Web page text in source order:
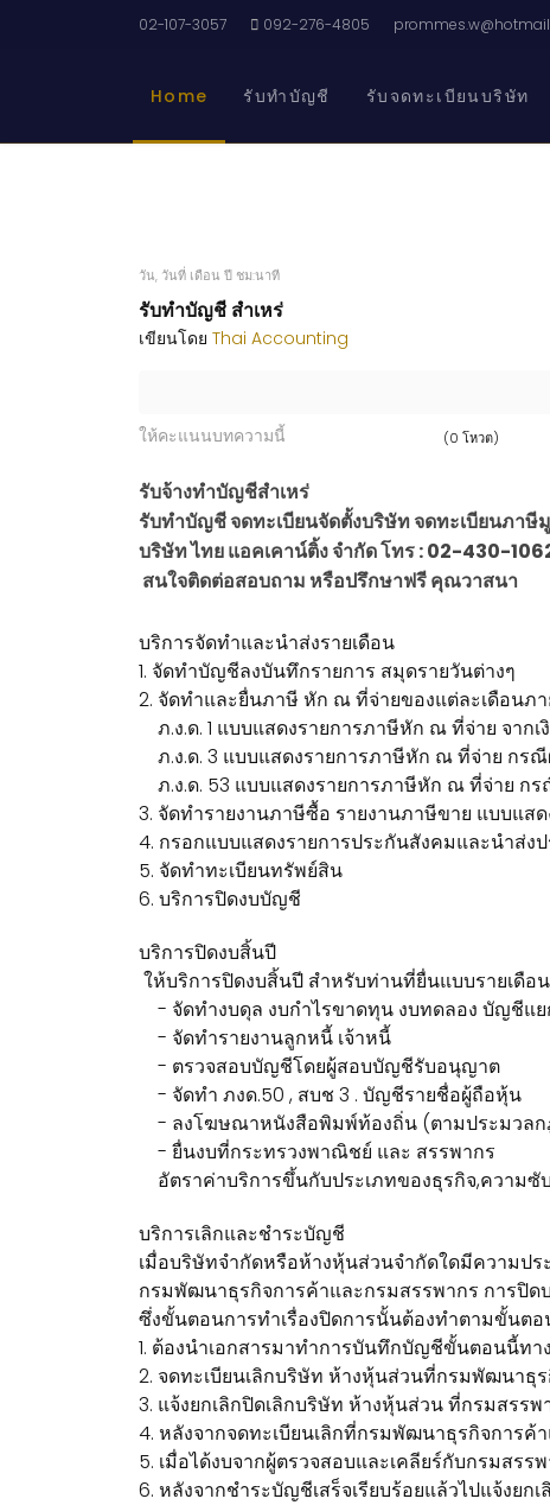
02-107-3057 092-276-4805
Home รับทำบัญชี รับจดทะเบียนบริษัท
วัน, วันที่ เดือน ปี ชม:นาที
รับทำบัญชี สำเหร่
เขียนโดย Thai Accounting
ให้คะแนนบทความนี้ (0 โหวต)
รับจ้างทำบัญชีสำเหร่
รับทำบัญชี จดทะเบียนจัดตั้งบริษัท จดทะเบียนภาษี
บริษัท ไทย แอคเคาน์ติ้ง จำกัด โทร : 02-430-
สนใจติดต่อสอบถาม หรือปรึกษาฟรี คุณวาสนา
บริการจัดทำและนำส่งรายเดือน
1. จัดทำบัญชีลงบันทึกรายการ สมุดรายวันต่างๆ
2. จัดทำและยื่นภาษี หัก ณ ที่จ่ายของแต่ละเดือนภ
ภ.ง.ด. 1 แบบแสดงรายการภาษีหัก ณ ที่จ่าย จากเ
ภ.ง.ด. 3 แบบแสดงรายการภาษีหัก ณ ที่จ่าย กร
ภ.ง.ด. 53 แบบแสดงรายการภาษีหัก ณ ที่จ่าย ก
3. จัดทำรายงานภาษีซื้อ รายงานภาษีขาย แบบแส
4. กรอกแบบแสดงรายการประกันสังคมและนำส่ง
5. จัดทำทะเบียนทรัพย์สิน
6. บริการปิดงบบัญชี
บริการปิดงบสิ้นปี
ให้บริการปิดงบสิ้นปี สำหรับท่านที่ยื่นแบบรายเดือ
- จัดทำงบดุล งบกำไรขาดทุน งบทดลอง บัญชีแย
- จัดทำรายงานลูกหนี้ เจ้าหนี้
- ตรวจสอบบัญชีโดยผู้สอบบัญชีรับอนุญาต
- จัดทำ ภงด.50 , สบช 3 . บัญชีรายชื่อผู้ถือหุ้น
- ลงโฆษณาหนังสือพิมพ์ท้องถิ่น (ตามประมวล
- ยื่นงบที่กระทรวงพาณิชย์ และ สรรพากร
อัตราค่าบริการขึ้นกับประเภทของธุรกิจ,ความ
บริการเลิกและชำระบัญชี
เมื่อบริษัทจำกัดหรือห้างหุ้นส่วนจำกัดใดมีความปร
กรมพัฒนาธุรกิจการค้าและกรมสรรพากร การปิด
ซึ่งขั้นตอนการทำเรื่องปิดการนั้นต้องทำตามขั้นตอ
1. ต้องนำเอกสารมาทำการบันทึกบัญชีขั้นตอนนี้ทา
2. จดทะเบียนเลิกบริษัท ห้างหุ้นส่วนที่กรมพัฒนา
3. แจ้งยกเลิกปิดเลิกบริษัท ห้างหุ้นส่วน ที่กรมสรร
4. หลังจากจดทะเบียนเลิกที่กรมพัฒนาธุรกิจการ
5. เมื่อได้งบจากผู้ตรวจสอบและเคลียร์กับกรมส
6. หลังจากชำระบัญชีเสร็จเรียบร้อยแล้วไปแจ้งยก